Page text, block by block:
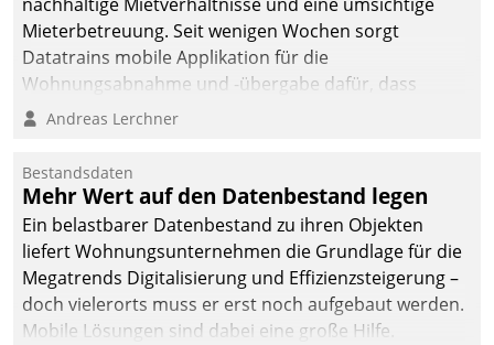
Mieterbetreuung. Seit wenigen Wochen sorgt
Datatrains mobile Applikation für die
Wohnungsabnahme und -übergabe dafür, dass
Mieter wohlgeordnet kommen und, so es sein muss,
Andreas Lerchner
Bestandsdaten
Mehr Wert auf den Datenbestand legen
Ein belastbarer Datenbestand zu ihren Objekten
liefert Wohnungsunternehmen die Grundlage für die
Megatrends Digitalisierung und Effizienzsteigerung –
doch vielerorts muss er erst noch aufgebaut werden.
Mobile Lösungen sind dabei eine große Hilfe.